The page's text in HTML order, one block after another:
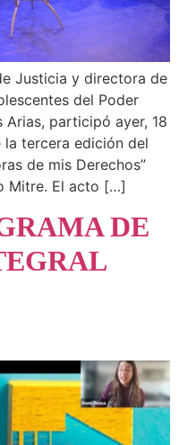
Justicia y directora de
del Poder
Arias, participó ayer, 18
tercera edición del
de mis Derechos”
Mitre. El acto […]
DE